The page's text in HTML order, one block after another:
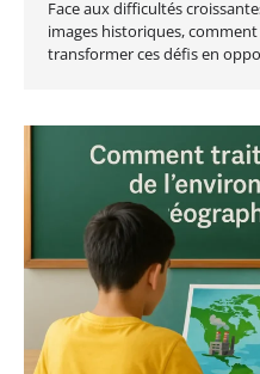
Face aux difficultés
images historiques,
transformer ces défis en